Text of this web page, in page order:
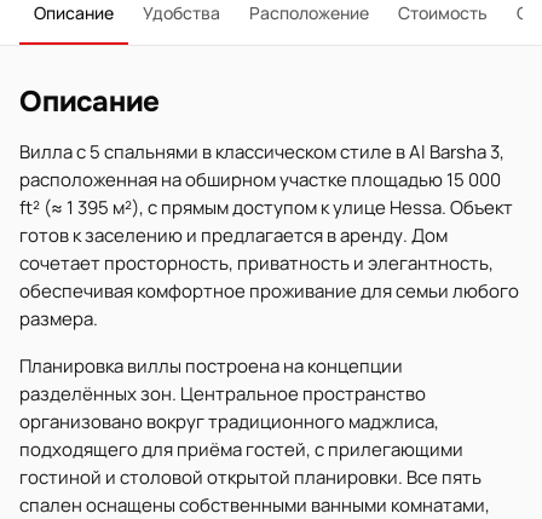
Описание Удобства Расположение Стоимость О
Описание
Вилла с 5 спальнями в классическом стиле в Al Barsha 3,
расположенная на обширном участке площадью 15 000
ft² (≈ 1 395 м²), с прямым доступом к улице Hessa. Объект
готов к заселению и предлагается в аренду. Дом
сочетает просторность, приватность и элегантность,
обеспечивая комфортное проживание для семьи любого
размера.
Планировка виллы построена на концепции
разделённых зон. Центральное пространство
организовано вокруг традиционного маджлиса,
подходящего для приёма гостей, с прилегающими
гостиной и столовой открытой планировки. Все пять
спален оснащены собственными ванными комнатами,